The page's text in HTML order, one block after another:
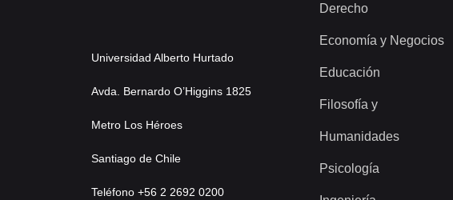
Universidad Alberto Hurtado
Avda. Bernardo O’Higgins 1825
Metro Los Héroes
Santiago de Chile
Teléfono +56 2 2692 0200
Derecho
Economía y Negocios
Educación
Filosofía y
Humanidades
Psicología